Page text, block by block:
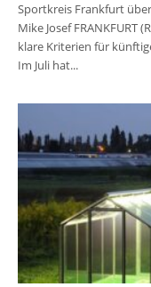
Sportkreis Frankfurt
Mike Josef FRANKFURT
klare Kriterien für
Im Juli hat...